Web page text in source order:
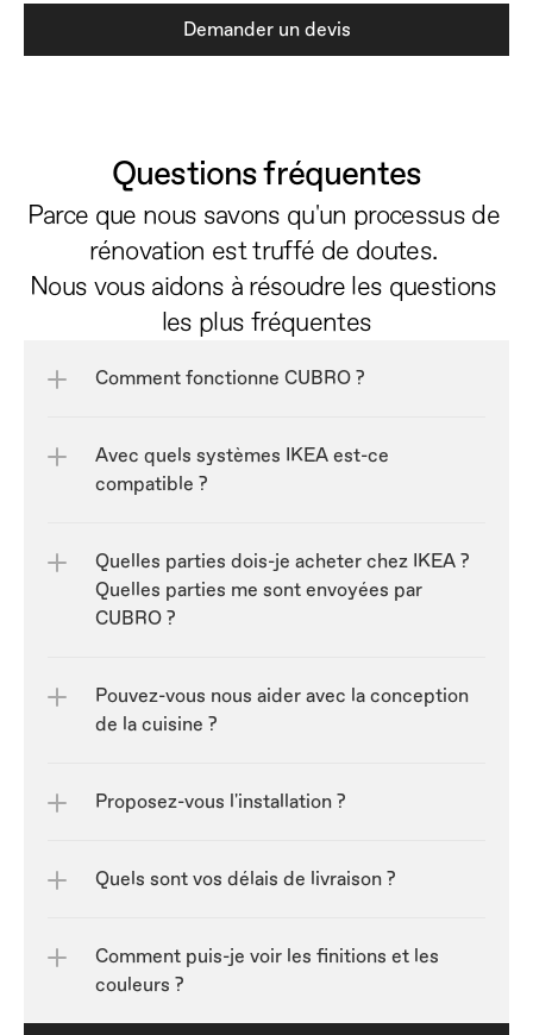
Demander un devis
Questions fréquentes
Parce que nous savons qu'un processus de
rénovation est truffé de doutes.
Nous vous aidons à résoudre les questions
les plus fréquentes
Comment fonctionne CUBRO ?
Avec quels systèmes IKEA est-ce
compatible ?
Quelles parties dois-je acheter chez IKEA ?
Quelles parties me sont envoyées par
CUBRO ?
Pouvez-vous nous aider avec la conception
de la cuisine ?
Proposez-vous l'installation ?
Quels sont vos délais de livraison ?
Comment puis-je voir les finitions et les
couleurs ?